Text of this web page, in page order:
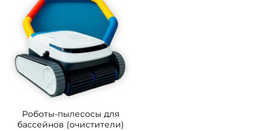
Роботы-пылесосы для
бассейнов (очистители)